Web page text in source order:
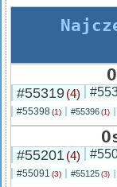
#55319(4)
#55398 (1) #55396 (1)
#55201 (4)
#55091 (3) #55125 (3)